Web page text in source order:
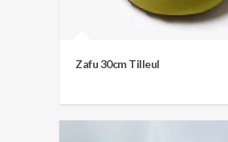
Zafu 30cm Tilleul